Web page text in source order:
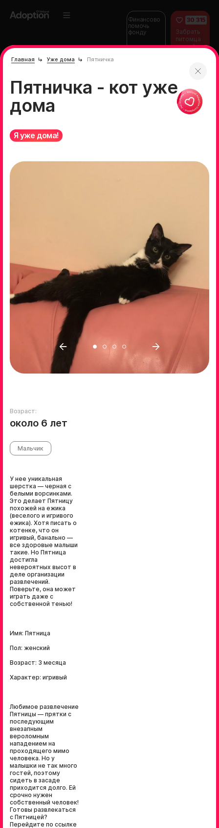
Финансово
помочь
фонду
30 315
Забрать
питомца
домой
Главная Уже дома Пятничка
Пятничка - кот уже
дома
Я уже дома!
Возраст:
около 6 лет
Мальчик
У нее уникальная
шерстка — черная с
белыми ворсинками.
Это делает Пятницу
похожей на ежика
(веселого и игривого
ежика). Хотя писать о
котенке, что он
игривый, банально —
все здоровые малыши
такие. Но Пятница
достигла
невероятных высот в
деле организации
развлечений.
Поверьте, она может
играть даже с
собственной тенью!
Имя: Пятница
Пол: женский
Возраст: 3 месяца
Характер: игривый
Любимое развлечение
Пятницы — прятки с
последующим
внезапным
вероломным
нападением на
проходящего мимо
человека. Но у
малышки не так много
гостей, поэтому
сидеть в засаде
приходится долго. Ей
срочно нужен
собственный человек!
Готовы развлекаться
с Пятницей?
Перейдите по ссылке